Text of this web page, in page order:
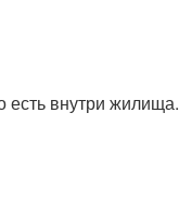
есть внутри жилища.